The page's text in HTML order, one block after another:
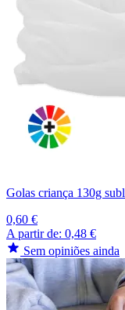
Golas criança 130g
0,60 €
A partir de: 0,48 €
Sem opiniões ainda